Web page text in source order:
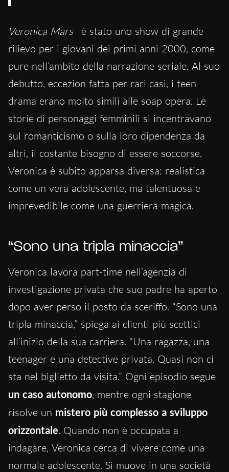
Veronica Mars
è stato uno show di grande
rilievo per i giovani dei primi anni 2000, come
pure nell’ambito della narrazione seriale. Al suo
debutto, eccezion fatta per rari casi, i teen
drama erano molto simili alle soap opera. Le
storie di personaggi femminili si incentravano
sul romanticismo o sulla loro dipendenza da
altri, il costante bisogno di essere soccorse.
Veronica è subito apparsa diversa: realistica
come un vera adolescente, ma talentuosa e
imprevedibile come una guerriera magica.
“Sono una tripla minaccia”
Veronica lavora part-time nell’agenzia di
investigazione privata che suo padre ha aperto
dopo aver perso il posto da sceriffo. “Sono una
tripla minaccia,” spiega ai clienti più scettici
all’inizio della sua carriera. “Una ragazza, una
teenager e una detective privata. Quasi non ci
sta nel biglietto da visita.” Ogni episodio segue
un caso autonomo, mentre ogni stagione
risolve un mistero più complesso a sviluppo
orizzontale. Quando non è occupata a
indagare, Veronica cerca di vivere come una
normale adolescente. Si muove in una società